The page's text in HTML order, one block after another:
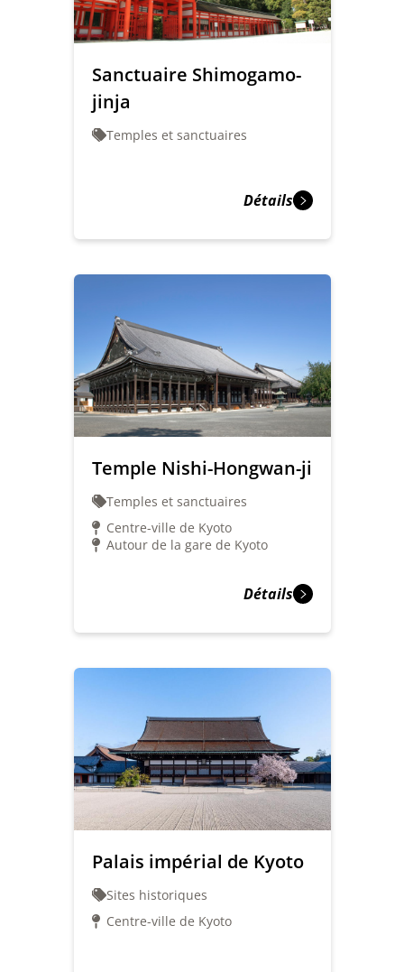
Sanctuaire Shimogamo-
jinja
Temples et sanctuaires
Détails
Temple Nishi-Hongwan-ji
Temples et sanctuaires
Centre-ville de Kyoto
Autour de la gare de Kyoto
Détails
Palais impérial de Kyoto
Sites historiques
Centre-ville de Kyoto